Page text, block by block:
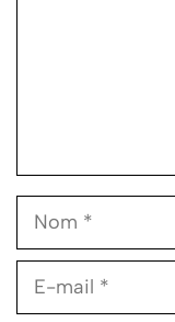
Nom
E-